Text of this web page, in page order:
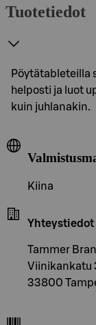
Tuotetiedot
Pöytätableteilla
helposti ja luot
kuin juhlanakin.
Kiina
Yhteystiedot
Tammer
Viinikankatu
33800